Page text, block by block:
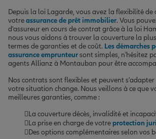
Depuis la loi Lagarde, vous avez la flexibilité de
votreassurance de prêt immobilier. Vous
d'assureur en cours de contrat grâce à la loi
nous vous aidons à trouver la couverture la
termes de garanties et de coût. Les démarches
assurance emprunteursont simples, n'hésitez
agents Allianz à Montauban pour être
Nos contrats sont flexibles et peuvent s'adapter
votre situation change. Nous veillons à ce que
meilleures garanties, comme :
La couverture décès, invalidité et
La prise en charge de votre protection
Des options complémentaires selon vos